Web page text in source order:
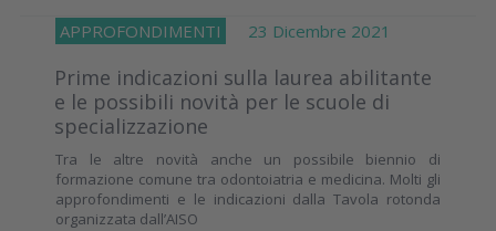
APPROFONDIMENTI 23 Dicembre 2021
Prime indicazioni sulla laurea abilitante
e le possibili novità per le scuole di
specializzazione
Tra le altre novità anche un possibile biennio di
formazione comune tra odontoiatria e medicina. Molti gli
approfondimenti e le indicazioni dalla Tavola rotonda
organizzata dall’AISO